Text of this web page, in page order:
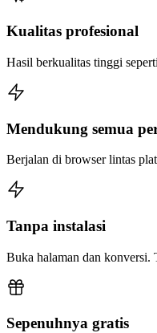
Kualitas profesional
Hasil berkualitas tinggi
Mendukung semua
Berjalan di browser lintas
Tanpa instalasi
Buka halaman dan konversi.
Sepenuhnya gratis